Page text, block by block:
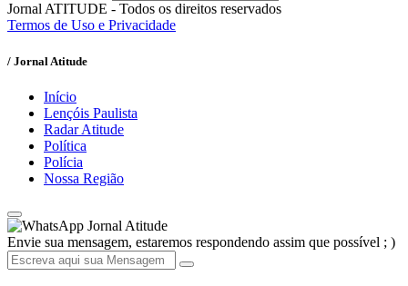
Jornal ATITUDE - Todos os direitos reservados
Termos de Uso e Privacidade
/ Jornal Atitude
Início
Lençóis Paulista
Radar Atitude
Política
Polícia
Nossa Região
Jornal Atitude
Envie sua mensagem, estaremos respondendo assim que possível ; )